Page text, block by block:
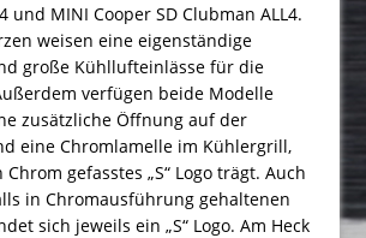
und MINI Cooper SD Clubman ALL4.
weisen eine eigenständige
große Kühllufteinlässe für die
verfügen beide Modelle
zusätzliche Öffnung auf der
eine Chromlamelle im Kühlergrill,
gefasstes „S“ Logo trägt. Auch
in Chromausführung gehaltenen
sich jeweils ein „S“ Logo. Am Heck